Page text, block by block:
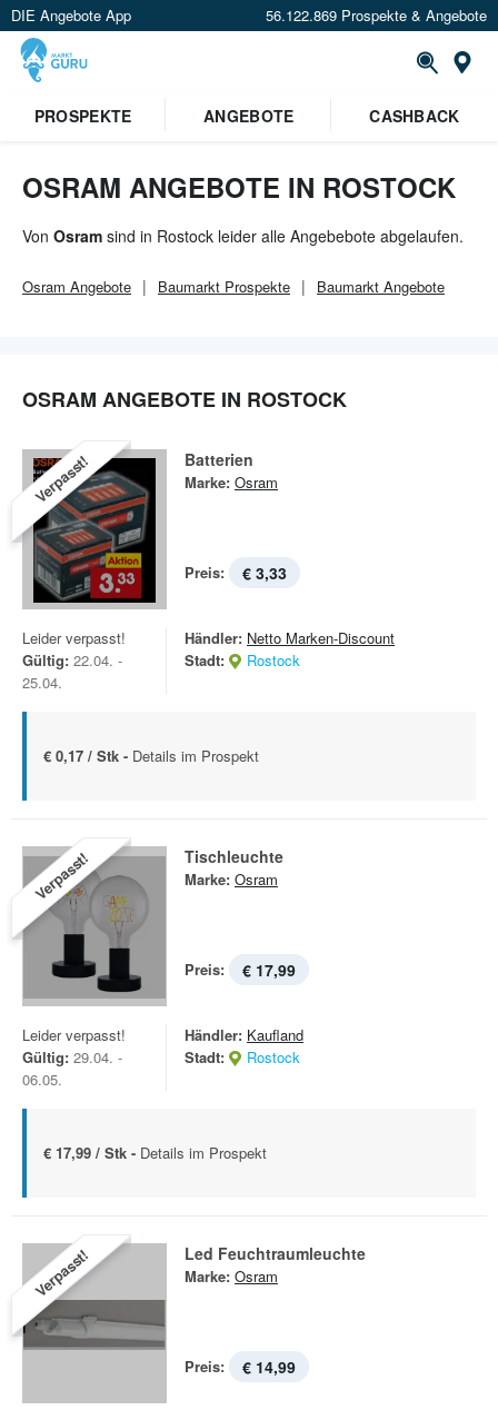
DIE Angebote App 56.122.869 Prospekte & Angebote
PROSPEKTE ANGEBOTE CASHBACK
OSRAM ANGEBOTE IN ROSTOCK
Von Osram sind in Rostock leider alle Angebebote abgelaufen.
Osram Angebote Baumarkt Prospekte Baumarkt Angebote
OSRAM ANGEBOTE IN ROSTOCK
Verpasst! Batterien
Marke: Osram
Preis: € 3,33
Leider verpasst!
Gültig: 22.04. -
25.04.
Händler: Netto Marken-Discount
Stadt:
Rostock
€ 0,17 / Stk - Details im Prospekt
Verpasst! Tischleuchte
Marke: Osram
Preis: € 17,99
Leider verpasst!
Gültig: 29.04. -
06.05.
Händler: Kaufland
Stadt:
Rostock
€ 17,99 / Stk - Details im Prospekt
Verpasst! Led Feuchtraumleuchte
Marke: Osram
Preis: € 14,99